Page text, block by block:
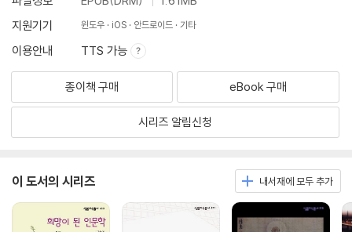
지원기기
윈도우 iOS 안드로이드 기타
이용안내 TTS 가능
종이책 구매 eBook 구매
시리즈 알림신청
이 도서의 시리즈 내서재에 모두 추가